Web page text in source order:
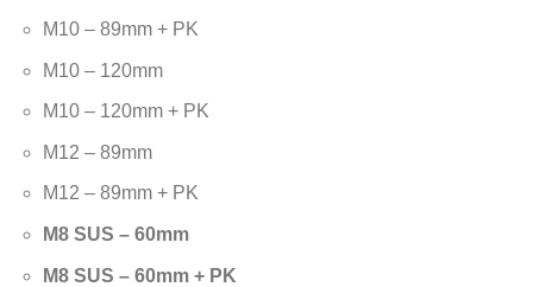
M10 – 89mm + PK
M10 – 120mm
M10 – 120mm + PK
M12 – 89mm
M12 – 89mm + PK
M8 SUS – 60mm
M8 SUS – 60mm + PK